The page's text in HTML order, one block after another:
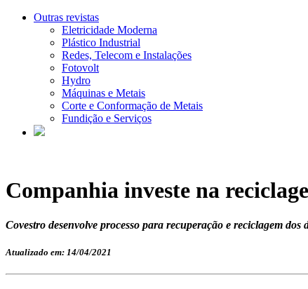
Outras revistas
Eletricidade Moderna
Plástico Industrial
Redes, Telecom e Instalações
Fotovolt
Hydro
Máquinas e Metais
Corte e Conformação de Metais
Fundição e Serviços
Companhia investe na
Covestro desenvolve processo para recuperação e reciclagem
Atualizado em: 14/04/2021